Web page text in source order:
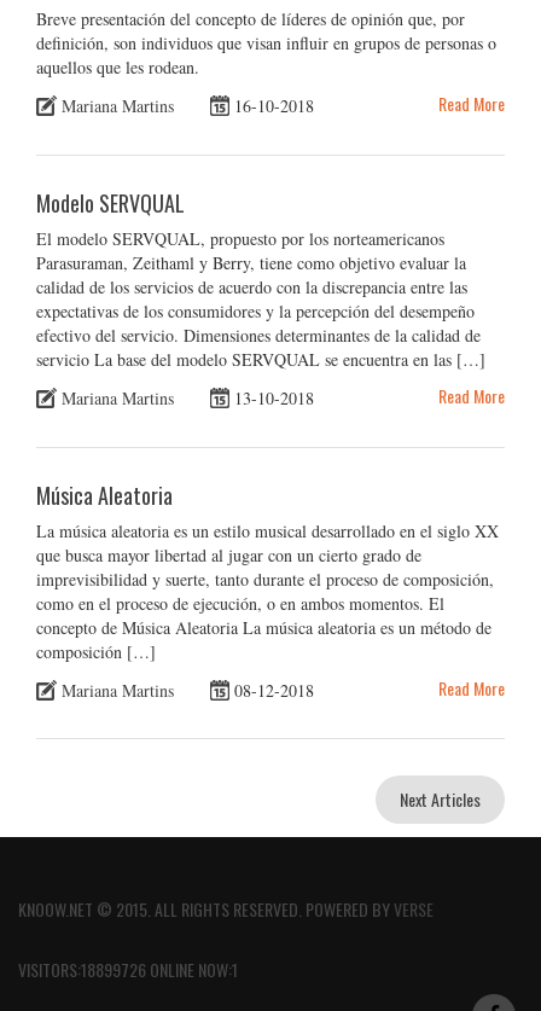
Breve presentación del concepto de líderes de opinión que, por
definición, son individuos que visan influir en grupos de personas o
aquellos que les rodean.
Mariana Martins
16-10-2018 Read More
Modelo SERVQUAL
El modelo SERVQUAL, propuesto por los norteamericanos
Parasuraman, Zeithaml y Berry, tiene como objetivo evaluar la
calidad de los servicios de acuerdo con la discrepancia entre las
expectativas de los consumidores y la percepción del desempeño
efectivo del servicio. Dimensiones determinantes de la calidad de
servicio La base del modelo SERVQUAL se encuentra en las […]
Mariana Martins
13-10-2018 Read More
Música Aleatoria
La música aleatoria es un estilo musical desarrollado en el siglo XX
que busca mayor libertad al jugar con un cierto grado de
imprevisibilidad y suerte, tanto durante el proceso de composición,
como en el proceso de ejecución, o en ambos momentos. El
concepto de Música Aleatoria La música aleatoria es un método de
composición […]
Mariana Martins
08-12-2018 Read More
Next Articles
KNOOW.NET © 2015. ALL RIGHTS RESERVED. POWERED BYVERSE
VISITORS:18899726 ONLINE NOW:1